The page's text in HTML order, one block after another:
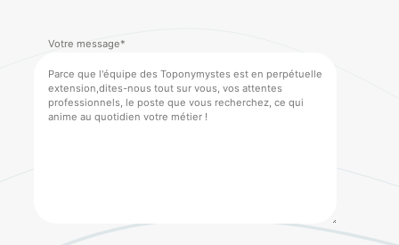
Votre message*